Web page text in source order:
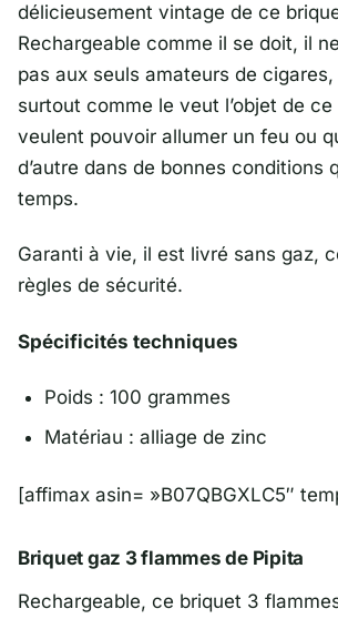
délicieusement vintage de ce
Rechargeable comme il se doit, il
pas aux seuls amateurs de
surtout comme le veut l’objet de
veulent pouvoir allumer un feu ou
d’autre dans de bonnes conditions
temps.
Garanti à vie, il est livré sans gaz,
règles de sécurité.
Spécificités techniques
Poids : 100 grammes
Matériau : alliage de zinc
[affimax asin= »B07QBGXLC5″
Briquet gaz 3 flammes de Pipita
Rechargeable, ce briquet 3